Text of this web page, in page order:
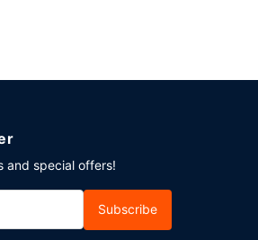
and special offers!
Subscribe